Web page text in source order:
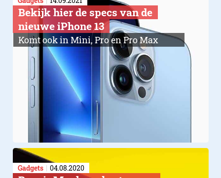
Bekijk hier de specs van de
nieuwe iPhone 13
Komt ook in Mini, Pro en Pro Max
Gadgets 04.08.2020